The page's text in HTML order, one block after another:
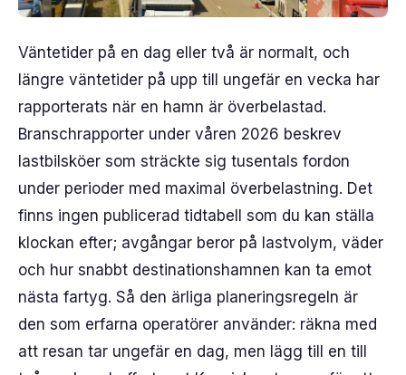
Väntetider på en dag eller två är normalt, och
längre väntetider på upp till ungefär en vecka har
rapporterats när en hamn är överbelastad.
Branschrapporter under våren 2026 beskrev
lastbilsköer som sträckte sig tusentals fordon
under perioder med maximal överbelastning. Det
finns ingen publicerad tidtabell som du kan ställa
klockan efter; avgångar beror på lastvolym, väder
och hur snabbt destinationshamnen kan ta emot
nästa fartyg. Så den ärliga planeringsregeln är
den som erfarna operatörer använder: räkna med
att resan tar ungefär en dag, men lägg till en till